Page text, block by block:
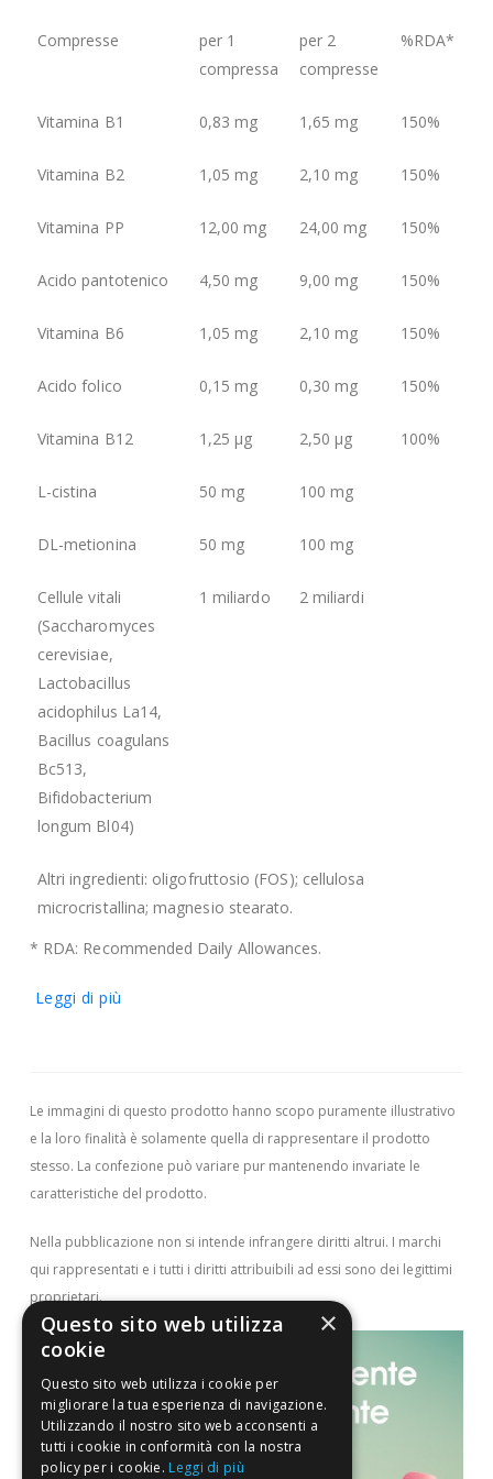
Compresse
per 1
compressa
per 2
compresse
%RDA*
Vitamina B1 0,83 mg 1,65 mg 150%
Vitamina B2 1,05 mg 2,10 mg 150%
Vitamina PP 12,00 mg 24,00 mg 150%
Acido pantotenico 4,50 mg 9,00 mg 150%
Vitamina B6 1,05 mg 2,10 mg 150%
Acido folico 0,15 mg 0,30 mg 150%
Vitamina B12 1,25 µg 2,50 µg 100%
L-cistina 50 mg 100 mg
DL-metionina 50 mg 100 mg
Cellule vitali
(Saccharomyces
cerevisiae,
Lactobacillus
acidophilus La14,
Bacillus coagulans
Bc513,
Bifidobacterium
longum Bl04)
1 miliardo 2 miliardi
Altri ingredienti: oligofruttosio (FOS); cellulosa
microcristallina; magnesio stearato.
* RDA: Recommended Daily Allowances.
Modalità d'uso
consumare subito dopo la preparazione.
Compresse: 2 compresse deglutibili una o due volte al
giorno.
Avvertenze
Per donne in gravidanza o in allattamento e bambini si
raccomanda di sentire il parere del medico.
Non superare la dose giornaliera raccomandata.
Tenere fuori dalla portata dei bambini al di sotto dei tre anni
di età.
Gli integratori non vanno intesi come sostituti di una dieta
variata.
Leggi di più
Le immagini di questo prodotto hanno scopo puramente illustrativo
e la loro finalità è solamente quella di rappresentare il prodotto
stesso. La confezione può variare pur mantenendo invariate le
caratteristiche del prodotto.
Nella pubblicazione non si intende infrangere diritti altrui. I marchi
qui rappresentati e i tutti i diritti attribuibili ad essi sono dei legittimi
proprietari.
×
Questo sito web utilizza
cookie
Questo sito web utilizza i cookie per
migliorare la tua esperienza di navigazione.
Utilizzando il nostro sito web acconsenti a
tutti i cookie in conformità con la nostra
policy per i cookie. Leggi di più